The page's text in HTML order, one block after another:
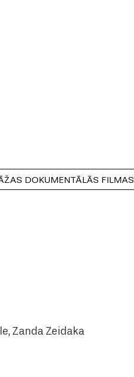
DOKUMENTĀLĀS FILMAS
Zanda Zeidaka